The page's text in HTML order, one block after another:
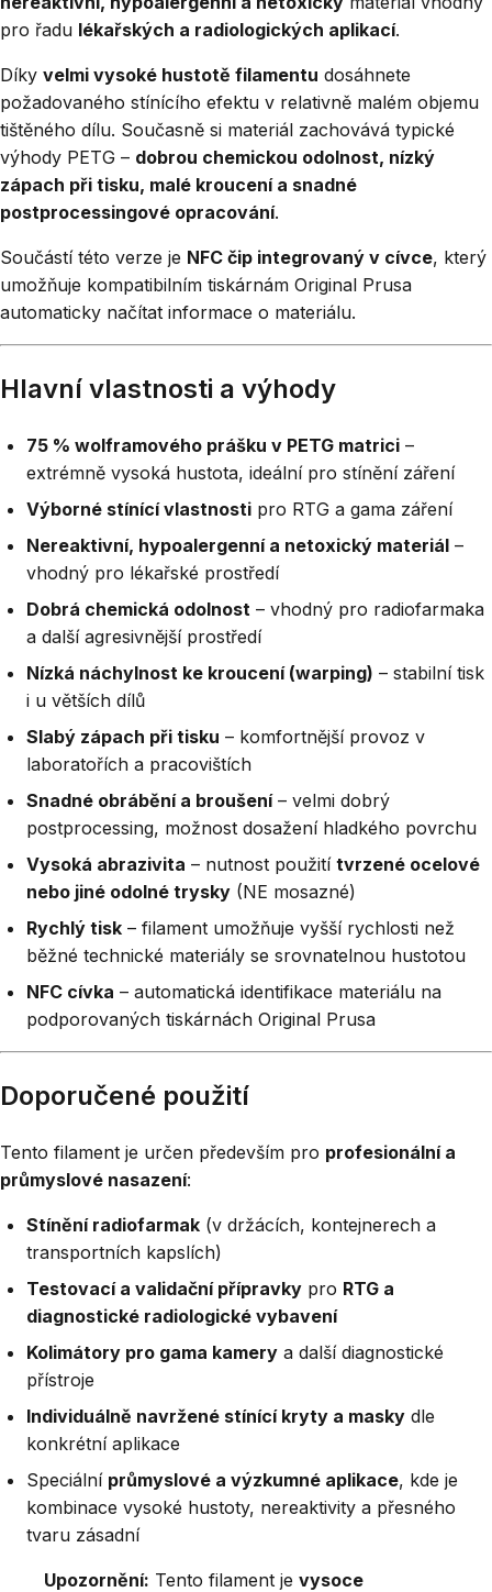
pro řadu lékařských a radiologických aplikací.
Díky velmi vysoké hustotě filamentu dosáhnete
požadovaného stínícího efektu v relativně malém objemu
tištěného dílu. Současně si materiál zachovává typické
výhody PETG – dobrou chemickou odolnost, nízký
zápach při tisku, malé kroucení a snadné
postprocessingové opracování.
Součástí této verze je NFC čip integrovaný v cívce, který
umožňuje kompatibilním tiskárnám Original Prusa
automaticky načítat informace o materiálu.
Hlavní vlastnosti a výhody
75 % wolframového prášku v PETG matrici –
extrémně vysoká hustota, ideální pro stínění záření
Výborné stínící vlastnosti pro RTG a gama záření
Nereaktivní, hypoalergenní a netoxický materiál –
vhodný pro lékařské prostředí
Dobrá chemická odolnost – vhodný pro radiofarmaka
a další agresivnější prostředí
Nízká náchylnost ke kroucení (warping) – stabilní tisk
i u větších dílů
Slabý zápach při tisku – komfortnější provoz v
laboratořích a pracovištích
Snadné obrábění a broušení– velmi dobrý
postprocessing, možnost dosažení hladkého povrchu
Vysoká abrazivita – nutnost použití tvrzené ocelové
nebo jiné odolné trysky (NE mosazné)
Rychlý tisk – filament umožňuje vyšší rychlosti než
běžné technické materiály se srovnatelnou hustotou
NFC cívka – automatická identifikace materiálu na
podporovaných tiskárnách Original Prusa
Doporučené použití
Tento filament je určen především pro profesionální a
průmyslové nasazení:
Stínění radiofarmak (v držácích, kontejnerech a
transportních kapslích)
Testovací a validační přípravky pro RTG a
diagnostické radiologické vybavení
Kolimátory pro gama kamery a další diagnostické
přístroje
Individuálně navržené stínící kryty a masky dle
konkrétní aplikace
Speciální průmyslové a výzkumné aplikace, kde je
kombinace vysoké hustoty, nereaktivity a přesného
tvaru zásadní
Upozornění: Tento filament je vysoce